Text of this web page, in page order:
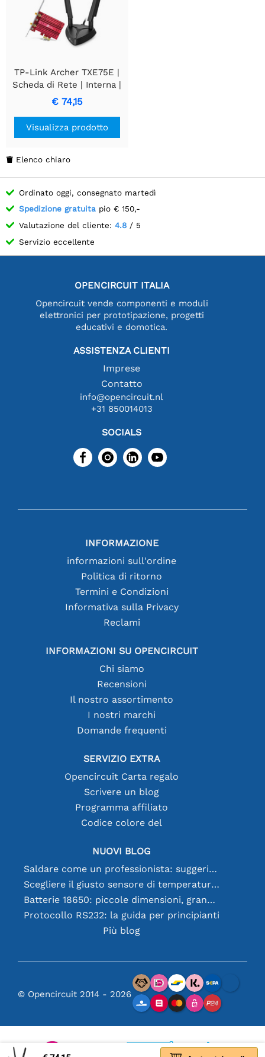
TP-Link Archer TXE75E |
Scheda di Rete | Interna |
WLAN/Bluetooth | 5400
Mbps
€ 74,15
Visualizza prodotto
 Elenco chiaro
Ordinato oggi, consegnato martedì
Spedizione gratuita pio € 150,-
Valutazione del cliente: 4.8 / 5
Servizio eccellente
OPENCIRCUIT ITALIA
Opencircuit vende componenti e moduli
elettronici per prototipazione, progetti
educativi e domotica.
ASSISTENZA CLIENTI
Imprese
Contatto
info@opencircuit.nl
+31 850014013
SOCIALS
INFORMAZIONE
informazioni sull'ordine
Politica di ritorno
Termini e Condizioni
Informativa sulla Privacy
Reclami
INFORMAZIONI SU OPENCIRCUIT
Chi siamo
Recensioni
Il nostro assortimento
I nostri marchi
Domande frequenti
SERVIZIO EXTRA
Opencircuit Carta regalo
Scrivere un blog
Programma affiliato
Codice colore del
NUOVI BLOG
Saldare come un professionista: suggerimenti per connessioni elettroniche perfette
Scegliere il giusto sensore di temperatura [youtube]
Batterie 18650: piccole dimensioni, grandi prestazioni
Protocollo RS232: la guida per principianti
Più blog
© Opencircuit 2014 - 2026